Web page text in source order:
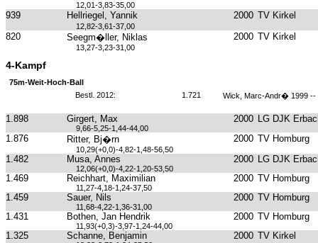
12,01-3,83-35,00
939 Hellriegel, Yannik 2000 TV Kirkel
12,82-3,61-37,00
820 Seegm�ller, Niklas 2000 TV Kirkel
13,27-3,23-31,00
4-Kampf
75m-Weit-Hoch-Ball
Bestl. 2012:
1.721 Wick, Marc-Andr� 1999
1.898 Girgert, Max 2000 LG DJK
9,66-5,25-1,44-44,00
1.876 Ritter, Bj�rn 2000 TV Homburg
10,29(+0,0)-4,82-1,48-56,50
1.482 Musa, Annes 2000 LG DJK
12,06(+0,0)-4,22-1,20-53,50
1.469 Reichhart, Maximilian 2000 TV Homburg
11,27-4,18-1,24-37,50
1.459 Sauer, Nils 2000 TV Homburg
11,68-4,22-1,36-31,00
1.431 Bothen, Jan Hendrik 2000 TV Homburg
11,93(+0,3)-3,97-1,24-44,00
1.325 Schanne, Benjamin 2000 TV Kirkel